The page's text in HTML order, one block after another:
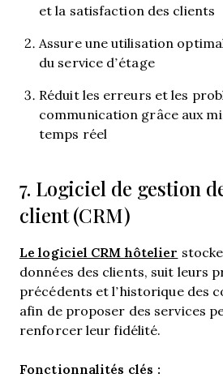
et la satisfaction des clients
Assure une utilisation
du service d’étage
Réduit les erreurs et les
communication grâce aux
temps réel
7. Logiciel de gestion
client (CRM)
Le logiciel CRM hôtelier
données des clients, suit leurs
précédents et l’historique des
afin de proposer des services
renforcer leur fidélité.
Fonctionnalités clés :